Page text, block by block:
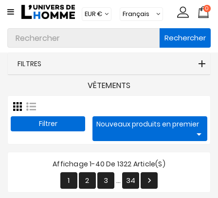
CATÉGORIE
Sous-
Vêtements
Vêtements
Bain
Vêtements
0
Rechercher
FILTRES
VÊTEMENTS
Filtrer Nouveaux produits en premier

Affichage 1-40 De 1322 Article(s)
1 2 3 … 34 